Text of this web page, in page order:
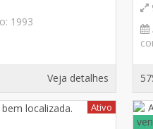
1993
Veja detalhes
Ativo